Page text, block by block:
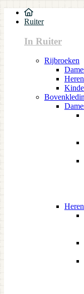
Ruiter
In Ruiter
Rijbroeken